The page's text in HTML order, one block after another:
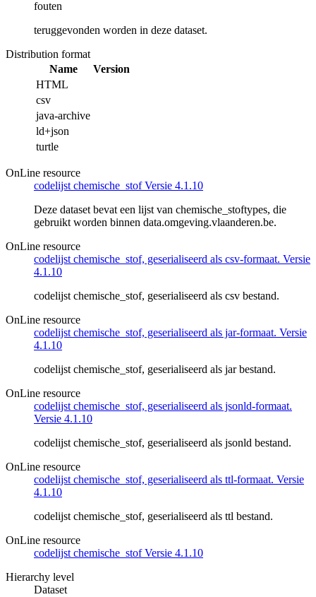
fouten
teruggevonden worden in deze dataset.
Distribution format
Name
Version
HTML
csv
java-archive
ld+json
turtle
OnLine resource
codelijst chemische_stof Versie 4.1.10
Deze dataset bevat een lijst van chemische_stoftypes, die
gebruikt worden binnen data.omgeving.vlaanderen.be.
OnLine resource
codelijst chemische_stof, geserialiseerd als csv-formaat. Versie
4.1.10
codelijst chemische_stof, geserialiseerd als csv bestand.
OnLine resource
codelijst chemische_stof, geserialiseerd als jar-formaat. Versie
4.1.10
codelijst chemische_stof, geserialiseerd als jar bestand.
OnLine resource
codelijst chemische_stof, geserialiseerd als jsonld-formaat.
Versie 4.1.10
codelijst chemische_stof, geserialiseerd als jsonld bestand.
OnLine resource
codelijst chemische_stof, geserialiseerd als ttl-formaat. Versie
4.1.10
codelijst chemische_stof, geserialiseerd als ttl bestand.
OnLine resource
codelijst chemische_stof Versie 4.1.10
Hierarchy level
Dataset